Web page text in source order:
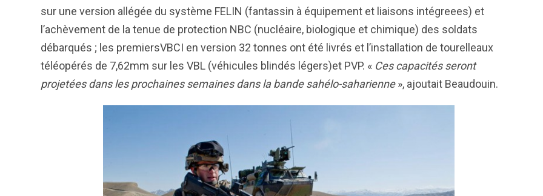
sur une version allégée du système FELIN (fantassin à équipement et liaisons intégreees) et
l’achèvement de la tenue de protection NBC (nucléaire, biologique et chimique) des soldats
débarqués ; les premiersVBCI en version 32 tonnes ont été livrés et l’installation de tourelleaux
téléopérés de 7,62mm sur les VBL (véhicules blindés légers)et PVP. « Ces capacités seront
projetées dans les prochaines semaines dans la bande sahélo-saharienne», ajoutait Beaudouin.